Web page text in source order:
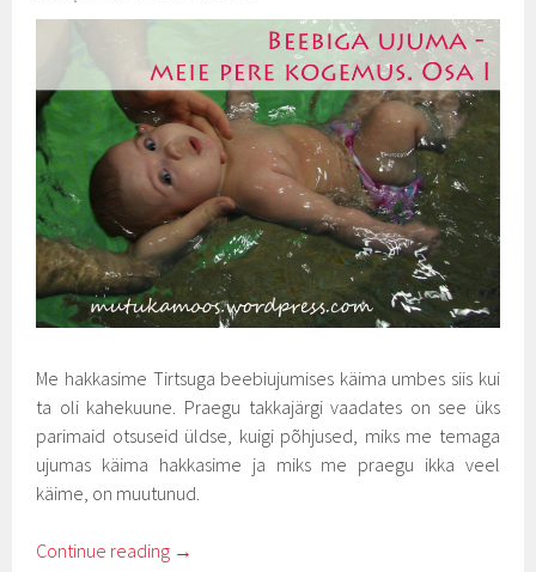
Me hakkasime Tirtsuga beebiujumises käima umbes siis kui
ta oli kahekuune. Praegu takkajärgi vaadates on see üks
parimaid otsuseid üldse, kuigi põhjused, miks me temaga
ujumas käima hakkasime ja miks me praegu ikka veel
käime, on muutunud.
Continue reading →